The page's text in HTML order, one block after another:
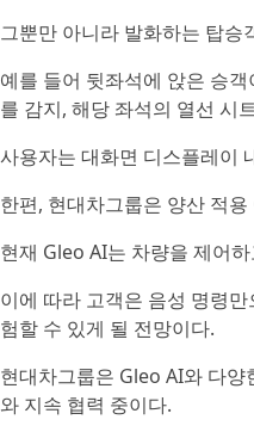
그뿐만 아니라 발화하는 탑승
예를 들어 뒷좌석에 앉은 승
를 감지, 해당 좌석의 열선 시
사용자는 대화면 디스플레이
한편, 현대차그룹은 양산 적
현재 Gleo AI는 차량을 제어
이에 따라 고객은 음성 명령
험할 수 있게 될 전망이다.
현대차그룹은 Gleo AI와 다
와 지속 협력 중이다.